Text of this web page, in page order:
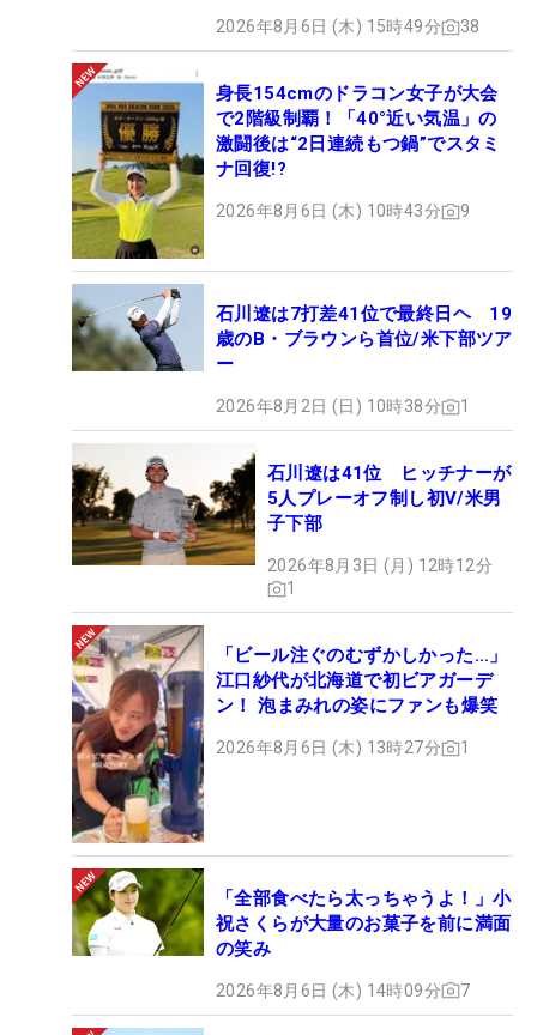
2026年8月6日 (木) 15時49分 38
身長154cmのドラコン女子が大会
で2階級制覇！「40°近い気温」の
激闘後は“2日連続もつ鍋”でスタミ
ナ回復!?
2026年8月6日 (木) 10時43分 9
石川遼は7打差41位で最終日ヘ 19
歳のB・ブラウンら首位/米下部ツア
ー
2026年8月2日 (日) 10時38分 1
石川遼は41位 ヒッチナーが
5人プレーオフ制し初V/米男
子下部
2026年8月3日 (月) 12時12分
1
「ビール注ぐのむずかしかった…」
江口紗代が北海道で初ビアガーデ
ン！ 泡まみれの姿にファンも爆笑
2026年8月6日 (木) 13時27分 1
「全部食べたら太っちゃうよ！」小
祝さくらが大量のお菓子を前に満面
の笑み
2026年8月6日 (木) 14時09分 7